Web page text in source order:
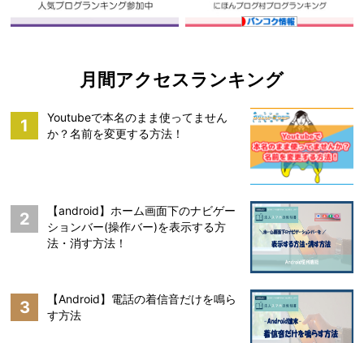
月間アクセスランキング
1
Youtubeで本名のまま使ってません
か？名前を変更する方法！
2
【android】ホーム画面下のナビゲー
ションバー(操作バー)を表示する方
法・消す方法！
3
【Android】電話の着信音だけを鳴ら
す方法